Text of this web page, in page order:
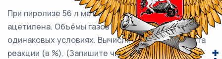
При пиролизе 56 л метана образовалось 16,8 л
ацетилена. Объёмы газов измерены при
одинаковых условиях. Вычислите выход продукта
реакции (в %). (Запишите число с точностью до